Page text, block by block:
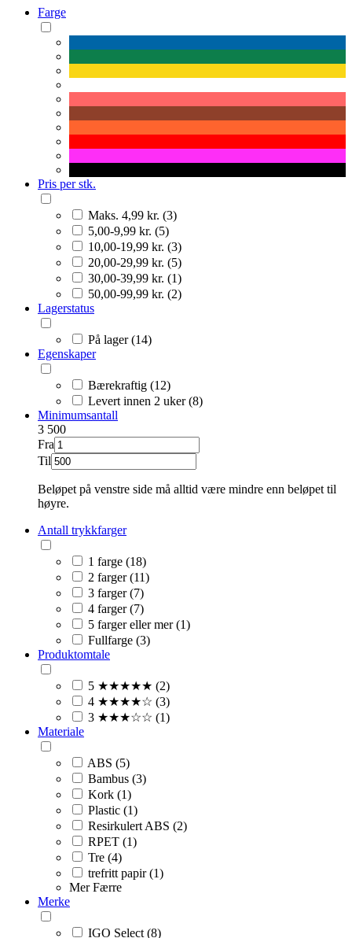
Farge
Pris per stk.
Maks. 4,99 kr. (3)
5,00-9,99 kr. (5)
10,00-19,99 kr. (3)
20,00-29,99 kr. (5)
30,00-39,99 kr. (1)
50,00-99,99 kr. (2)
Lagerstatus
På lager (14)
Egenskaper
Bærekraftig (12)
Levert innen 2 uker (8)
Minimumsantall
3 500
Fra
Til
Beløpet på venstre side må alltid være mindre enn beløpet til
høyre.
Antall trykkfarger
1 farge (18)
2 farger (11)
3 farger (7)
4 farger (7)
5 farger eller mer (1)
Fullfarge (3)
Produktomtale
5 ★★★★★ (2)
4 ★★★★☆ (3)
3 ★★★☆☆ (1)
Materiale
ABS (5)
Bambus (3)
Kork (1)
Plastic (1)
Resirkulert ABS (2)
RPET (1)
Tre (4)
trefritt papir (1)
Mer Færre
Merke
IGO Select (8)